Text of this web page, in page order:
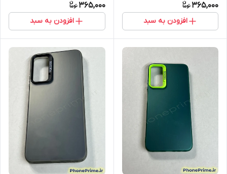
فوق‌مقاوم (نقد و اقساط)
365,000
افزودن به سبد
COOL (نقد و اقساط)
365,000
افزودن به سبد